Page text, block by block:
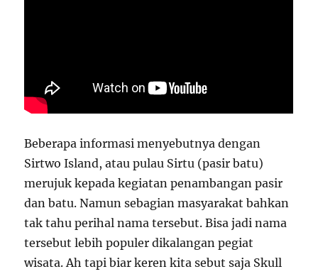
Beberapa informasi menyebutnya dengan
Sirtwo Island, atau pulau Sirtu (pasir batu)
merujuk kepada kegiatan penambangan pasir
dan batu. Namun sebagian masyarakat bahkan
tak tahu perihal nama tersebut. Bisa jadi nama
tersebut lebih populer dikalangan pegiat
wisata. Ah tapi biar keren kita sebut saja Skull